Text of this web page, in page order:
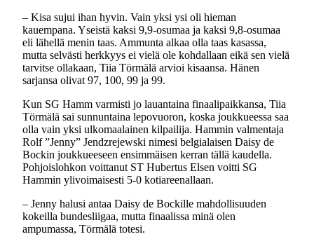
– Kisa sujui ihan hyvin. Vain yksi ysi oli hieman
kauempana. Yseistä kaksi 9,9-osumaa ja kaksi 9,8-osumaa
eli lähellä menin taas. Ammunta alkaa olla taas kasassa,
mutta selvästi herkkyys ei vielä ole kohdallaan eikä sen vielä
tarvitse ollakaan, Tiia Törmälä arvioi kisaansa. Hänen
sarjansa olivat 97, 100, 99 ja 99.
Kun SG Hamm varmisti jo lauantaina finaalipaikkansa, Tiia
Törmälä sai sunnuntaina lepovuoron, koska joukkueessa saa
olla vain yksi ulkomaalainen kilpailija. Hammin valmentaja
Rolf ”Jenny” Jendzrejewski nimesi belgialaisen Daisy de
Bockin joukkueeseen ensimmäisen kerran tällä kaudella.
Pohjoislohkon voittanut ST Hubertus Elsen voitti SG
Hammin ylivoimaisesti 5-0 kotiareenallaan.
– Jenny halusi antaa Daisy de Bockille mahdollisuuden
kokeilla bundesliigaa, mutta finaalissa minä olen
ampumassa, Törmälä totesi.